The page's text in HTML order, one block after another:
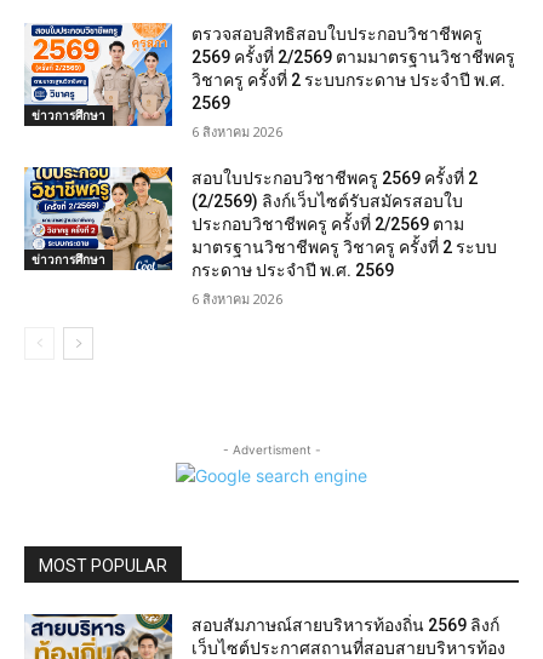
ข่าวการศึกษา
ตรวจสอบสิทธิสอบใบประกอบวิชาชีพครู
2569 ครั้งที่ 2/2569 ตามมาตรฐานวิชาชีพครู
วิชาครู ครั้งที่ 2 ระบบกระดาษ ประจำปี พ.ศ.
2569
6 สิงหาคม 2026
ข่าวการศึกษา
สอบใบประกอบวิชาชีพครู 2569 ครั้งที่ 2
(2/2569) ลิงก์เว็บไซต์รับสมัครสอบใบ
ประกอบวิชาชีพครู ครั้งที่ 2/2569 ตาม
มาตรฐานวิชาชีพครู วิชาครู ครั้งที่ 2 ระบบ
กระดาษ ประจำปี พ.ศ. 2569
6 สิงหาคม 2026
- Advertisment -
MOST POPULAR
สอบสัมภาษณ์สายบริหารท้องถิ่น 2569 ลิงก์
เว็บไซต์ประกาศสถานที่สอบสายบริหารท้อง